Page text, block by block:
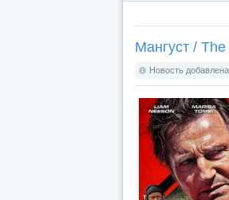
Мангуст /
Новость